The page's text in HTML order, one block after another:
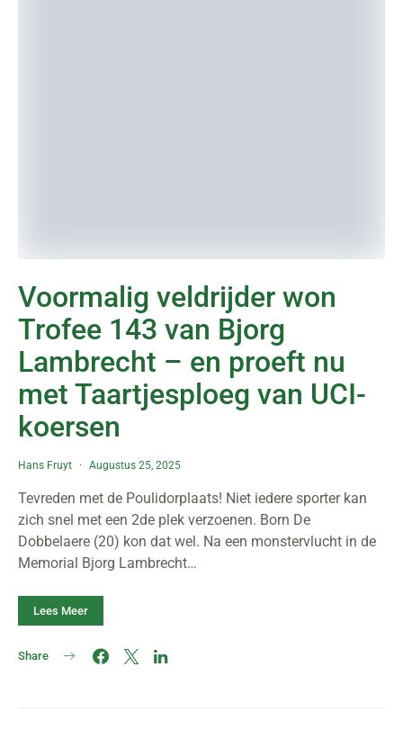
Voormalig veldrijder won
Trofee 143 van Bjorg
Lambrecht – en proeft nu
met Taartjesploeg van UCI-
koersen
Hans Fruyt Augustus 25, 2025
Tevreden met de Poulidorplaats! Niet iedere sporter kan
zich snel met een 2de plek verzoenen. Born De
Dobbelaere (20) kon dat wel. Na een monstervlucht in de
Memorial Bjorg Lambrecht…
Lees Meer
Share